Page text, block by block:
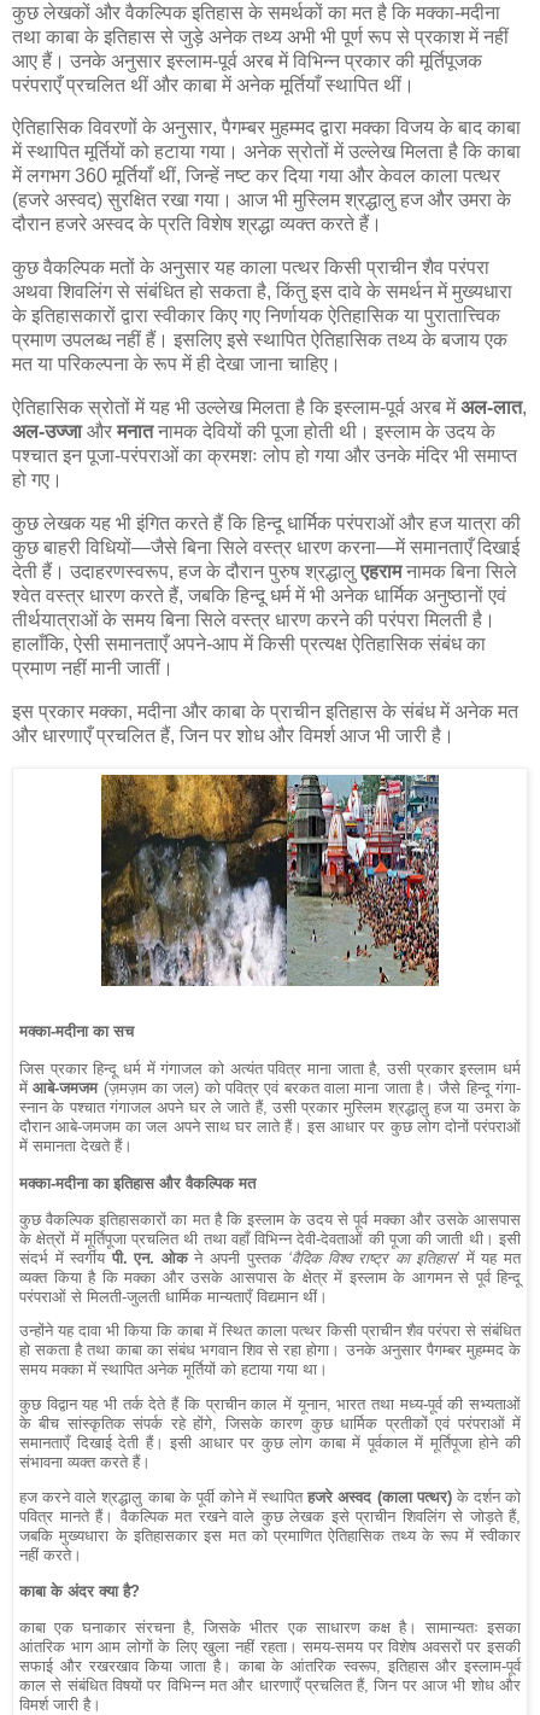
कुछ लेखकों और वैकल्पिक इतिहास के समर्थकों का मत है कि मक्का-मदीना
तथा काबा के इतिहास से जुड़े अनेक तथ्य अभी भी पूर्ण रूप से प्रकाश में नहीं
आए हैं। उनके अनुसार इस्लाम-पूर्व अरब में विभिन्न प्रकार की मूर्तिपूजक
परंपराएँ प्रचलित थीं और काबा में अनेक मूर्तियाँ स्थापित थीं।
ऐतिहासिक विवरणों के अनुसार, पैगम्बर मुहम्मद द्वारा मक्का विजय के बाद काबा
में स्थापित मूर्तियों को हटाया गया। अनेक स्रोतों में उल्लेख मिलता है कि काबा
में लगभग 360 मूर्तियाँ थीं, जिन्हें नष्ट कर दिया गया और केवल काला पत्थर
(हजरे अस्वद) सुरक्षित रखा गया। आज भी मुस्लिम श्रद्धालु हज और उमरा के
दौरान हजरे अस्वद के प्रति विशेष श्रद्धा व्यक्त करते हैं।
कुछ वैकल्पिक मतों के अनुसार यह काला पत्थर किसी प्राचीन शैव परंपरा
अथवा शिवलिंग से संबंधित हो सकता है, किंतु इस दावे के समर्थन में मुख्यधारा
के इतिहासकारों द्वारा स्वीकार किए गए निर्णायक ऐतिहासिक या पुरातात्त्विक
प्रमाण उपलब्ध नहीं हैं। इसलिए इसे स्थापित ऐतिहासिक तथ्य के बजाय एक
मत या परिकल्पना के रूप में ही देखा जाना चाहिए।
ऐतिहासिक स्रोतों में यह भी उल्लेख मिलता है कि इस्लाम-पूर्व अरब मेंअल-लात,
अल-उज्जाऔरमनातनामक देवियों की पूजा होती थी। इस्लाम के उदय के
पश्चात इन पूजा-परंपराओं का क्रमशः लोप हो गया और उनके मंदिर भी समाप्त
हो गए।
कुछ लेखक यह भी इंगित करते हैं कि हिन्दू धार्मिक परंपराओं और हज यात्रा की
कुछ बाहरी विधियों—जैसे बिना सिले वस्त्र धारण करना—में समानताएँ दिखाई
देती हैं। उदाहरणस्वरूप, हज के दौरान पुरुष श्रद्धालुएहरामनामक बिना सिले
श्वेत वस्त्र धारण करते हैं, जबकि हिन्दू धर्म में भी अनेक धार्मिक अनुष्ठानों एवं
तीर्थयात्राओं के समय बिना सिले वस्त्र धारण करने की परंपरा मिलती है।
हालाँकि, ऐसी समानताएँ अपने-आप में किसी प्रत्यक्ष ऐतिहासिक संबंध का
प्रमाण नहीं मानी जातीं।
इस प्रकार मक्का, मदीना और काबा के प्राचीन इतिहास के संबंध में अनेक मत
और धारणाएँ प्रचलित हैं, जिन पर शोध और विमर्श आज भी जारी है।
मक्का-मदीना का सच
जिस प्रकार हिन्दू धर्म में गंगाजल को अत्यंत पवित्र माना जाता है, उसी प्रकार इस्लाम धर्म
मेंआबे-जमजम(ज़मज़म का जल) को पवित्र एवं बरकत वाला माना जाता है। जैसे हिन्दू गंगा-
स्नान के पश्चात गंगाजल अपने घर ले जाते हैं, उसी प्रकार मुस्लिम श्रद्धालु हज या उमरा के
दौरान आबे-जमजम का जल अपने साथ घर लाते हैं। इस आधार पर कुछ लोग दोनों परंपराओं
में समानता देखते हैं।
मक्का-मदीना का इतिहास और वैकल्पिक मत
कुछ वैकल्पिक इतिहासकारों का मत है कि इस्लाम के उदय से पूर्व मक्का और उसके आसपास
के क्षेत्रों में मूर्तिपूजा प्रचलित थी तथा वहाँ विभिन्न देवी-देवताओं की पूजा की जाती थी। इसी
संदर्भ में स्वर्गीय पी. एन. ओकने अपनी पुस्तक ‘वैदिक विश्व राष्ट्र का इतिहास’ में यह मत
व्यक्त किया है कि मक्का और उसके आसपास के क्षेत्र में इस्लाम के आगमन से पूर्व हिन्दू
परंपराओं से मिलती-जुलती धार्मिक मान्यताएँ विद्यमान थीं।
उन्होंने यह दावा भी किया कि काबा में स्थित काला पत्थर किसी प्राचीन शैव परंपरा से संबंधित
हो सकता है तथा काबा का संबंध भगवान शिव से रहा होगा। उनके अनुसार पैगम्बर मुहम्मद के
समय मक्का में स्थापित अनेक मूर्तियों को हटाया गया था।
कुछ विद्वान यह भी तर्क देते हैं कि प्राचीन काल में यूनान, भारत तथा मध्य-पूर्व की सभ्यताओं
के बीच सांस्कृतिक संपर्क रहे होंगे, जिसके कारण कुछ धार्मिक प्रतीकों एवं परंपराओं में
समानताएँ दिखाई देती हैं। इसी आधार पर कुछ लोग काबा में पूर्वकाल में मूर्तिपूजा होने की
संभावना व्यक्त करते हैं।
हज करने वाले श्रद्धालु काबा के पूर्वी कोने में स्थापितहजरे अस्वद (काला पत्थर)के दर्शन को
पवित्र मानते हैं। वैकल्पिक मत रखने वाले कुछ लेखक इसे प्राचीन शिवलिंग से जोड़ते हैं,
जबकि मुख्यधारा के इतिहासकार इस मत को प्रमाणित ऐतिहासिक तथ्य के रूप में स्वीकार
नहीं करते।
काबा के अंदर क्या है?
काबा एक घनाकार संरचना है, जिसके भीतर एक साधारण कक्ष है। सामान्यतः इसका
आंतरिक भाग आम लोगों के लिए खुला नहीं रहता। समय-समय पर विशेष अवसरों पर इसकी
सफाई और रखरखाव किया जाता है। काबा के आंतरिक स्वरूप, इतिहास और इस्लाम-पूर्व
काल से संबंधित विषयों पर विभिन्न मत और धारणाएँ प्रचलित हैं, जिन पर आज भी शोध और
विमर्श जारी है।